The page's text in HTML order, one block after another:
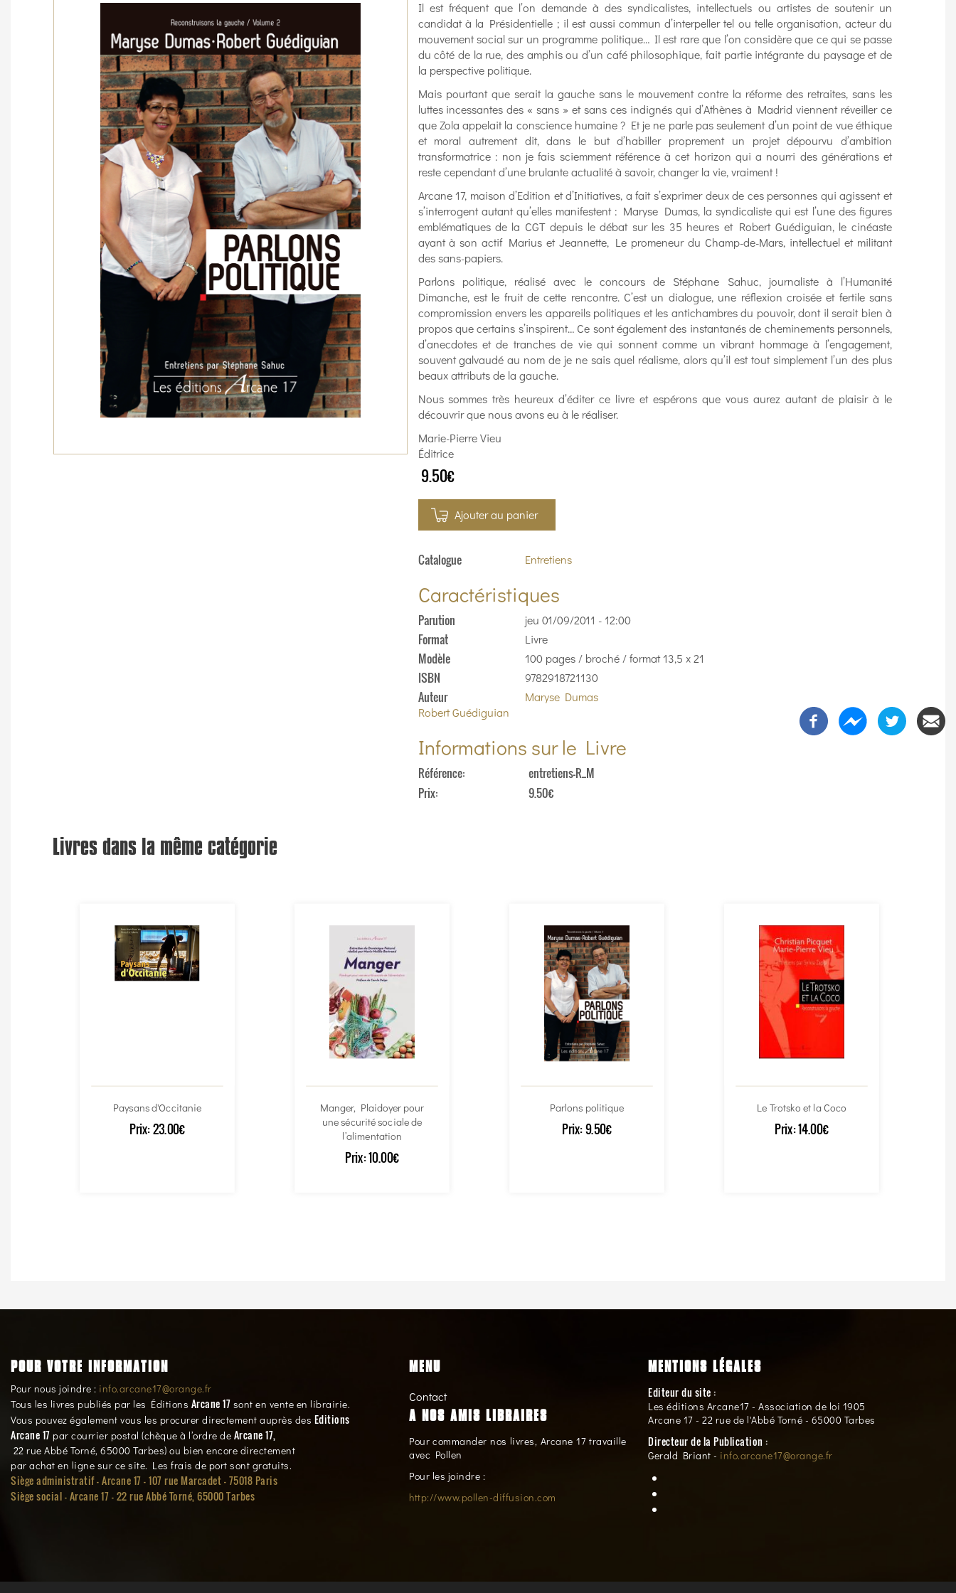
Il est fréquent que l’on demande à des syndicalistes, intellectuels ou artistes de soutenir un
candidat à la Présidentielle ; il est aussi commun d’interpeller tel ou telle organisation, acteur du
mouvement social sur un programme politique… Il est rare que l’on considère que ce qui se passe
du côté de la rue, des amphis ou d’un café philosophique, fait partie intégrante du paysage et de
la perspective politique.
Mais pourtant que serait la gauche sans le mouvement contre la réforme des retraites, sans les
luttes incessantes des « sans » et sans ces indignés qui d’Athènes à Madrid viennent réveiller ce
que Zola appelait la conscience humaine ? Et je ne parle pas seulement d’un point de vue éthique
et moral autrement dit, dans le but d’habiller proprement un projet dépourvu d’ambition
transformatrice : non je fais sciemment référence à cet horizon qui a nourri des générations et
reste cependant d’une brulante actualité à savoir, changer la vie, vraiment !
Arcane 17, maison d’Edition et d’Initiatives, a fait s’exprimer deux de ces personnes qui agissent et
s’interrogent autant qu’elles manifestent : Maryse Dumas, la syndicaliste qui est l’une des figures
emblématiques de la CGT depuis le débat sur les 35 heures et Robert Guédiguian, le cinéaste
ayant à son actif Marius et Jeannette, Le promeneur du Champ-de-Mars, intellectuel et militant
des sans-papiers.
Parlons politique, réalisé avec le concours de Stéphane Sahuc, journaliste à l’Humanité
Dimanche, est le fruit de cette rencontre. C’est un dialogue, une réflexion croisée et fertile sans
compromission envers les appareils politiques et les antichambres du pouvoir, dont il serait bien à
propos que certains s’inspirent… Ce sont également des instantanés de cheminements personnels,
d’anecdotes et de tranches de vie qui sonnent comme un vibrant hommage à l’engagement,
souvent galvaudé au nom de je ne sais quel réalisme, alors qu’il est tout simplement l’un des plus
beaux attributs de la gauche.
Nous sommes très heureux d’éditer ce livre et espérons que vous aurez autant de plaisir à le
découvrir que nous avons eu à le réaliser.
Marie-Pierre Vieu
Éditrice
9.50€
Ajouter au panier
Catalogue Entretiens
Caractéristiques
Parution jeu 01/09/2011 - 12:00
Format Livre
Modèle 100 pages / broché / format 13,5 x 21
ISBN 9782918721130
Auteur
Maryse Dumas
Robert Guédiguian
Informations sur le Livre
Référence
entretiens-R_M
Prix
9.50€
Livres dans la même catégorie
Paysans d'Occitanie
Prix:23.00€
Manger, Plaidoyer pour
une sécurité sociale de
l’alimentation
Prix:10.00€
Parlons politique
Prix:9.50€
Le Trotsko et la Coco
Prix:14.00€
POUR VOTRE INFORMATION
Pour nous joindre : info.arcane17@orange.fr
Tous les livres publiés par les Éditions Arcane 17 sont en vente en librairie.
Vous pouvez également vous les procurer directement auprès des Editions
Arcane 17 par courrier postal (chèque à l’ordre de Arcane 17,
22 rue Abbé Torné, 65000 Tarbes) ou bien encore directement
par achat en ligne sur ce site. Les frais de port sont gratuits.
Siège administratif - Arcane 17 - 107 rue Marcadet - 75018 Paris
Siège social -Arcane 17 - 22 rue Abbé Torné, 65000 Tarbes
MENU
Contact
A NOS AMIS LIBRAIRES
Pour commander nos livres, Arcane 17 travaille
avec Pollen
Pour les joindre :
http://www.pollen-diffusion.com
MENTIONS LÉGALES
Editeur du site :
Les éditions Arcane17 - Association de loi 1905
Arcane 17 - 22 rue de l'Abbé Torné - 65000 Tarbes
Directeur de la Publication :
Gerald Briant - info.arcane17@orange.fr